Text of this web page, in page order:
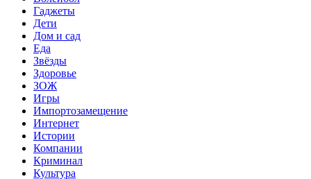
Гаджеты
Дети
Дом и сад
Еда
Звёзды
Здоровье
ЗОЖ
Игры
Импортозамещение
Интернет
Истории
Компании
Криминал
Культура